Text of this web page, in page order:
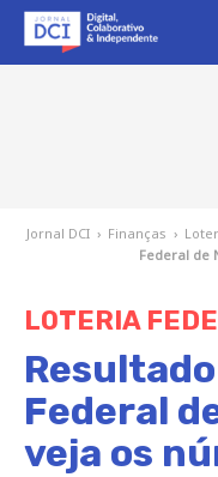
Jornal DCI › Finanças ›
Federal de
LOTERIA
Federal
veja os